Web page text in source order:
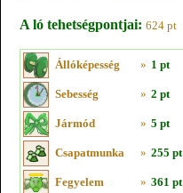
A ló tehetségpontjai: 624 pt
Állóképesség » 1 pt
Sebesség » 2 pt
Jármód » 5 pt
Csapatmunka » 255 pt
Fegyelem » 361 pt